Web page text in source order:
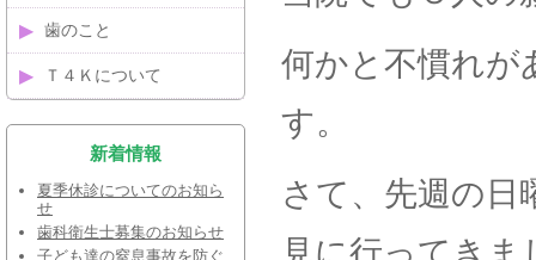
何かと不慣れが
す。
さて、先週の日
見に行ってきま
歯のこと
Ｔ４Ｋについて
新着情報
夏季休診についてのお知ら
せ
歯科衛生士募集のお知らせ
子ども達の窒息事故を防ぐ